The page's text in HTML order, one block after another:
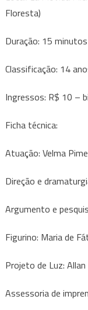
Floresta)
Duração: 15 minutos
Classificação: 14
Ingressos: R$ 10 –
Ficha técnica:
Atuação: Velma
Direção e
Argumento e
Figurino: Maria de
Projeto de Luz:
Assessoria de